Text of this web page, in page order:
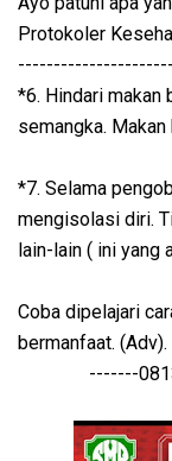
Protokoler
*6. Hindari makan
semangka.
*7. Selama
mengisolasi diri.
lain-lain ( ini yang
Coba dipelajari
bermanfaat. (Adv).
-------